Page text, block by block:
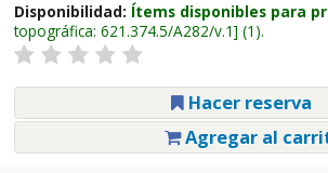
Disponibilidad: Ítems disponibles para
topográfica: 621.374.5/A282/v.1 (1).
Hacer reserva
Agregar al